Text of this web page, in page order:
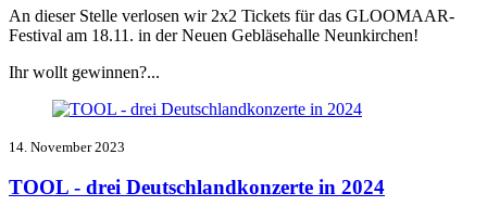
An dieser Stelle verlosen wir 2x2 Tickets für das GLOOMAAR-
Festival am 18.11. in der Neuen Gebläsehalle Neunkirchen!
Ihr wollt gewinnen?...
14. November 2023
TOOL - drei Deutschlandkonzerte in 2024